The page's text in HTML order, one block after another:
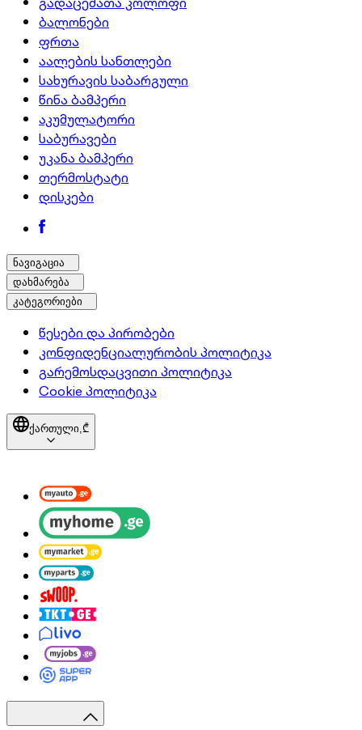
ბალონები
ფრთა
აალების სანთლები
სახურავის საბარგული
წინა ბამპერი
აკუმულატორი
საბურავები
უკანა ბამპერი
თერმოსტატი
დისკები
ნავიგაცია
დახმარება
კატეგორიები
წესები და პირობები
კონფიდენციალურობის პოლიტიკა
გარემოსდაცვითი პოლიტიკა
Cookie პოლიტიკა
ქართული,₾